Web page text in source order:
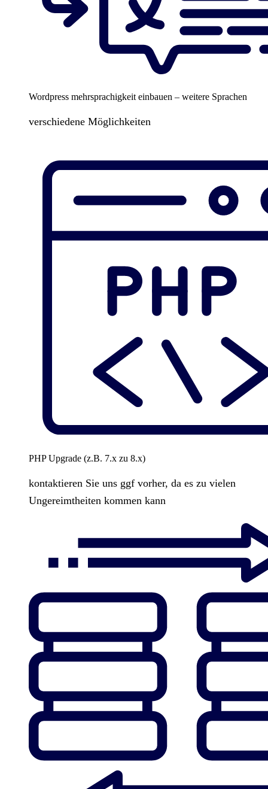
Wordpress mehrsprachigkeit einbauen – weitere Sprachen
verschiedene Möglichkeiten
PHP Upgrade (z.B. 7.x zu 8.x)
kontaktieren Sie uns ggf vorher, da es zu vielen
Ungereimtheiten kommen kann